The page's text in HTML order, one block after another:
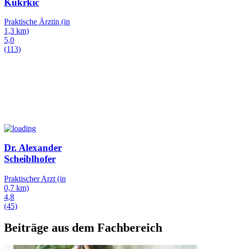
Praktische Ärztin (in
1,3 km)
5,0
(113)
Dr. Alexander
Scheiblhofer
Praktischer Arzt (in
0,7 km)
4,8
(45)
Beiträge aus dem Fachbereich